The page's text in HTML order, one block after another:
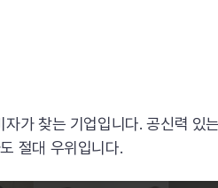
가 찾는 기업입니다. 공신력 있
절대 우위입니다.